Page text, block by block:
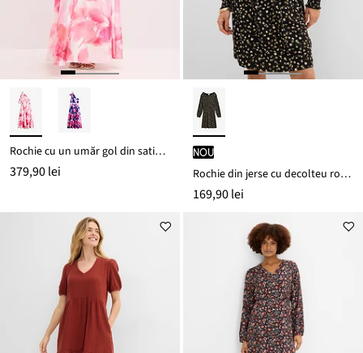
Rochie cu un umăr gol din satin lucios
379,90 lei
nou
Rochie din jerse cu decolteu rotund
169,90 lei